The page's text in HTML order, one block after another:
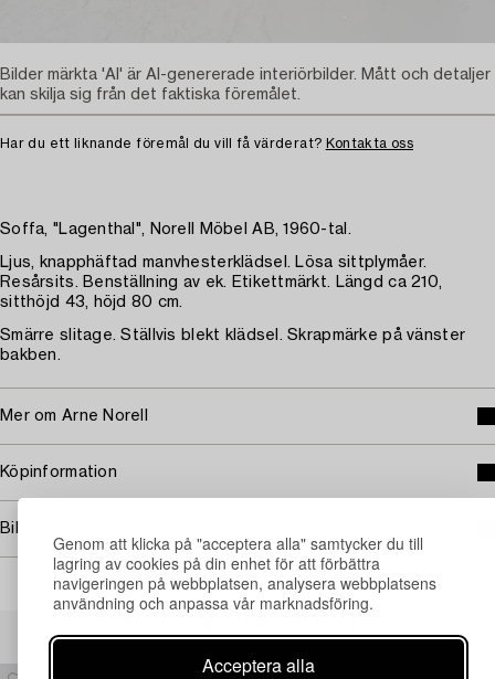
Genom att klicka på "acceptera alla" samtycker du till
lagring av cookies på din enhet för att förbättra
navigeringen på webbplatsen, analysera webbplatsens
användning och anpassa vår marknadsföring.
Acceptera alla
Har du ett liknande föremål du vill få värderat? Kontakta oss
Soffa, "Lagenthal", Norell Möbel AB, 1960-tal.
Ljus, knapphäftad manvhesterklädsel. Lösa sittplymåer.
Resårsits. Benställning av ek. Etikettmärkt. Längd ca 210,
sitthöjd 43, höjd 80 cm.
Smärre slitage. Ställvis blekt klädsel. Skrapmärke på vänster
bakben.
Mer om Arne Norell
Köpinformation
Bildrättigheter
Bilder märkta 'AI' är AI-genererade interiörbilder. Mått och detaljer
kan skilja sig från det faktiska föremålet.